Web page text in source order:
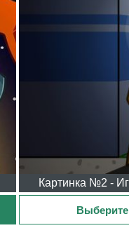
Картинка №2 -